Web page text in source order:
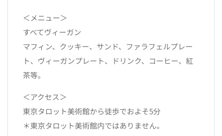
＜メニュー＞
すべてヴィーガン
マフィン、クッキー、サンド、ファラフェルプレー
ト、ヴィーガンプレート、ドリンク、コーヒー、紅
茶等。
＜アクセス＞
東京タロット美術館から徒歩でおよそ5分
＊東京タロット美術館内ではありません。